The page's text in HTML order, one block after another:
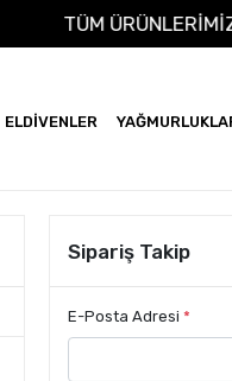
TÜM
ELDİVENLER
Sipariş Takip
E-Posta Adresi*